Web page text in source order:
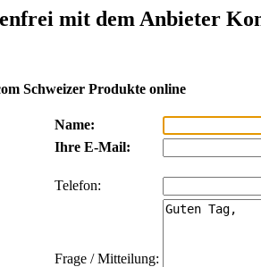
mit dem Anbieter
Schweizer Produkte online
Name:
Ihre E-Mail:
Telefon:
Frage / Mitteilung: